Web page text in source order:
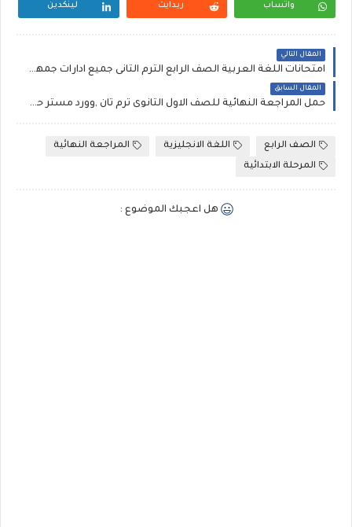
واتساب ريدايت لينكدين
المقال التالي
امتحانات اللغة العربية الصف الرابع الترم الثانى جميع ادارات جمهورية مصر , ورق امتحان اللغة العربية صف رابع
المقال السابق
حمل المراجعة النهائية للصف الاول الثانوى ترم ثان ,وورد مستر حمادة حشيش First year final Revision
الصف الرابع اللغة الانجليزية
المراجعة النهائية
المرحلة الابتدائية
هل اعجبك الموضوع :